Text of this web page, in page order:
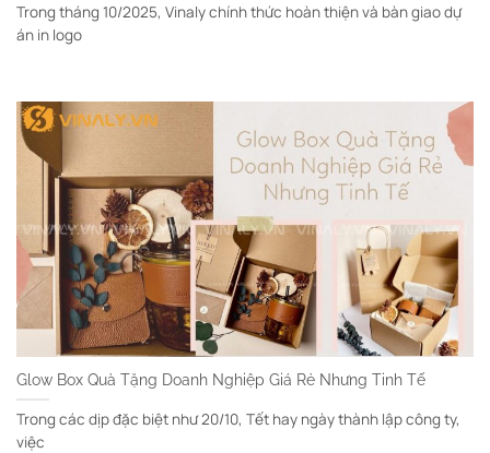
Trong tháng 10/2025, Vinaly chính thức hoàn thiện và bàn giao dự
án in logo
Glow Box Quà Tặng Doanh Nghiệp Giá Rẻ Nhưng Tinh Tế
Trong các dịp đặc biệt như 20/10, Tết hay ngày thành lập công ty,
việc